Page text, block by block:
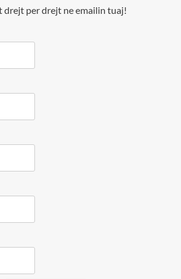
drejt per drejt ne emailin tuaj!